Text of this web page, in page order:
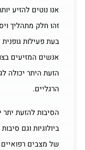
אנו נוטים להזיע
זהו חלק מתהליך
בעת פעילות
אנשים המזיעים
הזעת היתר יכולה
הרגליים.
הסיבות להזעת יתר
ביולוגיות וגם
של מצבים